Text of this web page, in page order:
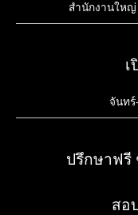
สำนักงานให
เ
จันท
ปรึกษาฟรี
สอ